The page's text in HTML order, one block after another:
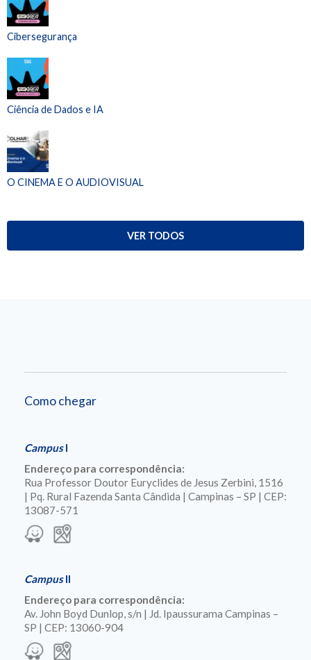
Cibersegurança
Ciência de Dados e IA
O CINEMA E O AUDIOVISUAL
VER TODOS
Como chegar
CampusI
Endereço para correspondência:
Rua Professor Doutor Euryclides de Jesus Zerbini, 1516
| Pq. Rural Fazenda Santa Cândida | Campinas – SP | CEP:
13087-571
CampusII
Endereço para correspondência:
Av. John Boyd Dunlop, s/n | Jd. Ipaussurama Campinas –
SP | CEP: 13060-904